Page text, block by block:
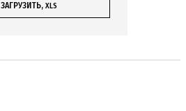
ЗАГРУЗИТЬ, XLS